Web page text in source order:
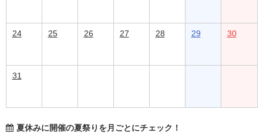
24 25 26 27 28 29 30
31
夏休みに開催の夏祭りを月ごとにチェック！